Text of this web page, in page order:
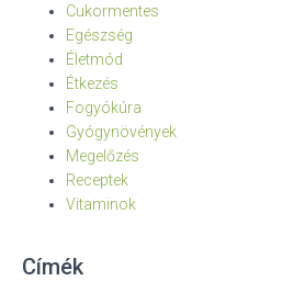
Cukormentes
Egészség
Életmód
Étkezés
Fogyókúra
Gyógynövények
Megelőzés
Receptek
Vitaminok
Címék